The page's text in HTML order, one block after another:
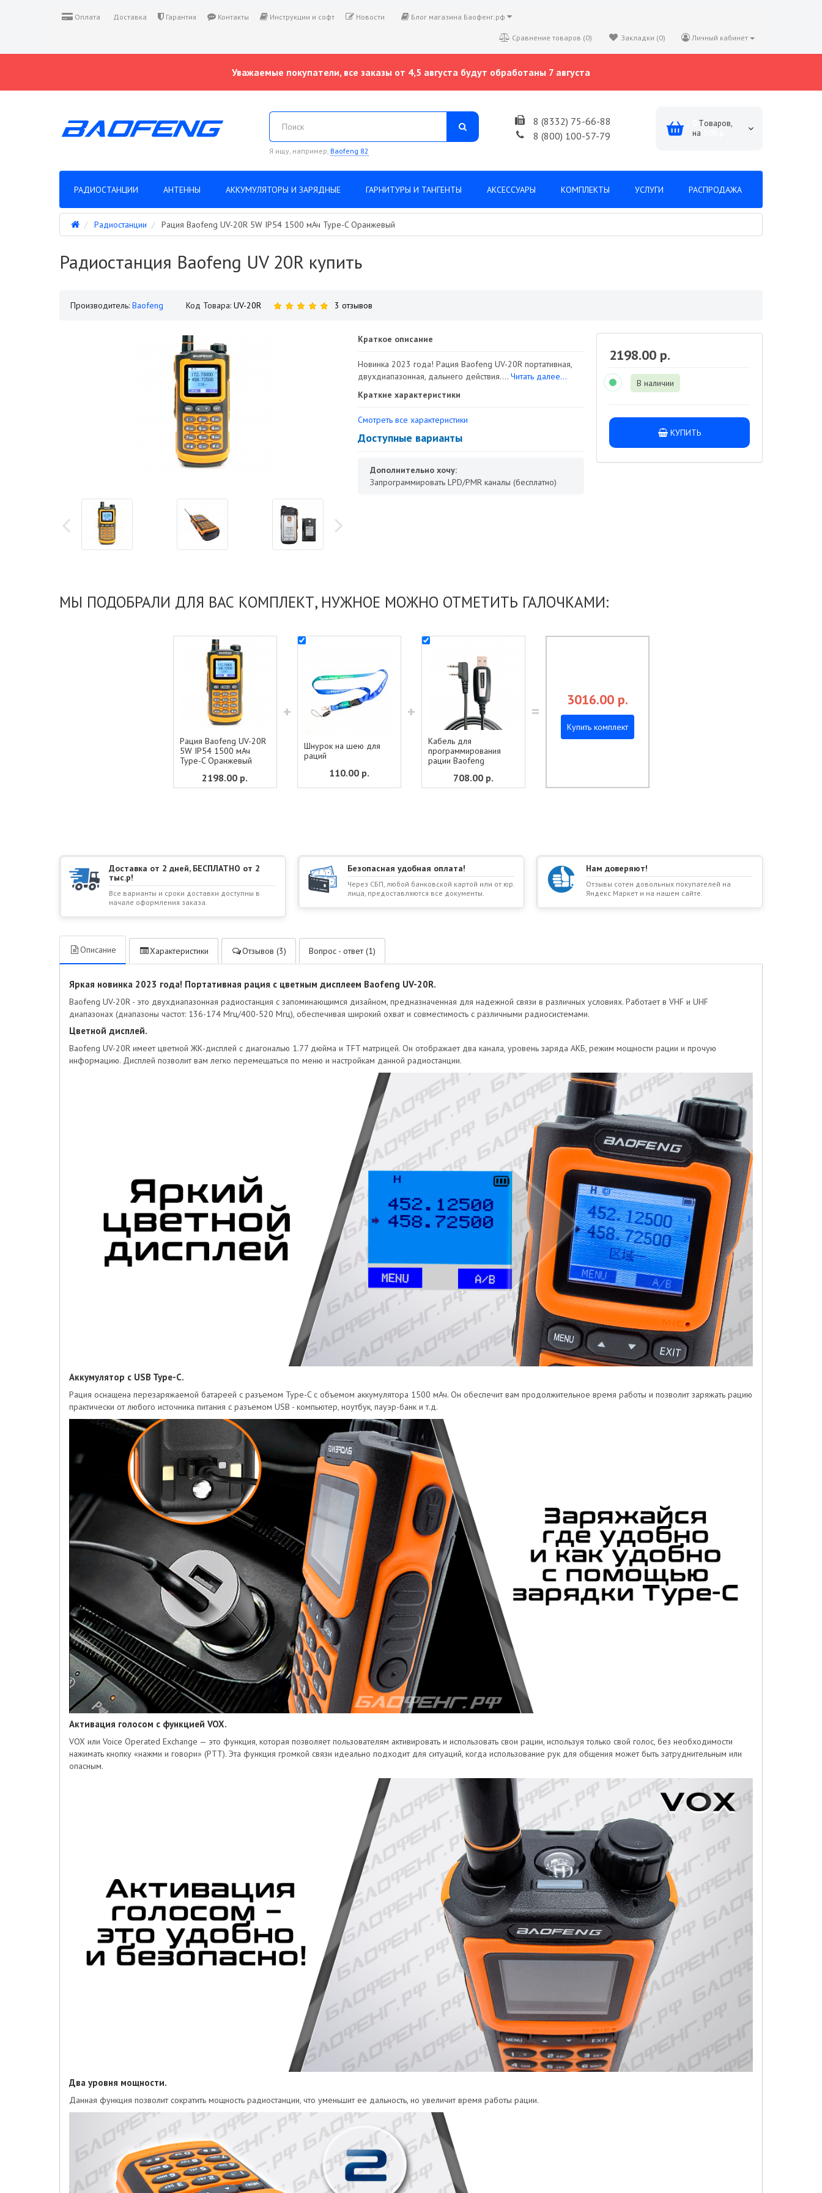
Оплата Доставка Гарантия Контакты Инструкции и софт Новости Блог магазина Баофенг.рф
Личный кабинет
Закладки (0)
Сравнение товаров (0)
Уважаемые покупатели, все заказы от 4,5 августа будут обработаны 7 августа
8 (8332) 75-66-88
8 (800) 100-57-79
Tоваров,
на
Я ищу, например, Baofeng 82
РАДИОСТАНЦИИ АНТЕННЫ АККУМУЛЯТОРЫ И ЗАРЯДНЫЕ ГАРНИТУРЫ И ТАНГЕНТЫ АКСЕССУАРЫ КОМПЛЕКТЫ УСЛУГИ РАСПРОДАЖА
Радиостанции Рация Baofeng UV-20R 5W IP54 1500 мАч Type-C Оранжевый
Радиостанция Baofeng UV 20R купить
Производитель: Baofeng Код Товара: UV-20R 3 отзывов
Краткое описание
Новинка 2023 года! Рация Baofeng UV-20R портативная,
двухдиапазонная, дальнего действия.... Читать далее...
Краткие характеристики
Смотреть все характеристики
Доступные варианты
Дополнительно хочу:
Запрограммировать LPD/PMR каналы (бесплатно)
2198.00 р.
В наличии
КУПИТЬ
МЫ ПОДОБРАЛИ ДЛЯ ВАС КОМПЛЕКТ, НУЖНОЕ МОЖНО ОТМЕТИТЬ ГАЛОЧКАМИ:
Рация Baofeng UV-20R
5W IP54 1500 мАч
Type-C Оранжевый
2198.00 р.
+
Шнурок на шею для
раций
110.00р.
+
Кабель для
программирования
рации Baofeng
708.00р.
=
3016.00р.
Купить комплект
Доставка от 2 дней, БЕСПЛАТНО от 2
тыс.р!
Все варианты и сроки доставки доступны в
начале оформления заказа.
Безопасная удобная оплата!
Через СБП, любой банковской картой или от юр.
лица, предоставляются все документы.
Нам доверяют!
Отзывы сотен довольных покупателей на
Яндекс Маркет и на нашем сайте.
Описание Характеристики Отзывов (3) Вопрос - ответ (1)
Яркая новинка 2023 года! Портативная рация с цветным дисплеем Baofeng UV-20R.
Baofeng UV-20R - это двухдиапазонная радиостанция с запоминающимся дизайном, предназначенная для надежной связи в различных условиях. Работает в VHF и UHF
диапазонах (диапазоны частот: 136-174 Мгц/400-520 Мгц), обеспечивая широкий охват и совместимость с различными радиосистемами.
Цветной дисплей.
Baofeng UV-20R имеет цветной ЖК-дисплей с диагональю 1.77 дюйма и TFT матрицей. Он отображает два канала, уровень заряда АКБ, режим мощности рации и прочую
информацию. Дисплей позволит вам легко перемещаться по меню и настройкам данной радиостанции.
Аккумулятор с USB Type-C.
Рация оснащена перезаряжаемой батареей с разъемом Type-C с объемом аккумулятора 1500 мАч. Он обеспечит вам продолжительное время работы и позволит заряжать рацию
практически от любого источника питания с разъемом USB - компьютер, ноутбук, пауэр-банк и т.д.
Активация голосом с функцией VOX.
VOX или Voice Operated Exchange — это функция, которая позволяет пользователям активировать и использовать свои рации, используя только свой голос, без необходимости
нажимать кнопку «нажми и говори» (PTT). Эта функция громкой связи идеально подходит для ситуаций, когда использование рук для общения может быть затруднительным или
опасным.
Два уровня мощности.
Данная функция позволит сократить мощность радиостанции, что уменьшит ее дальность, но увеличит время работы рации.